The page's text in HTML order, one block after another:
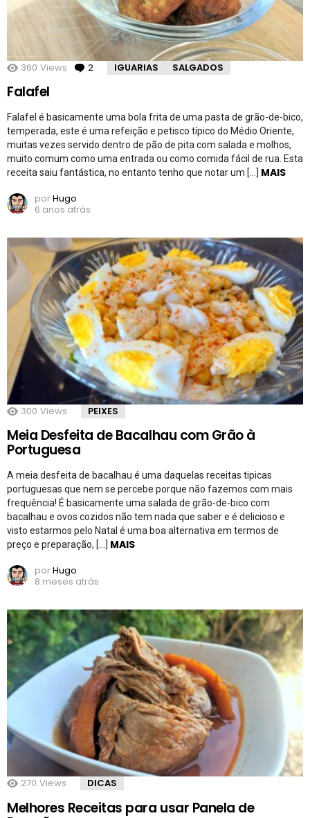
360 Views 2 Comentários
IGUARIAS SALGADOS
Falafel
Falafel é basicamente uma bola frita de uma pasta de grão-de-bico,
temperada, este é uma refeição e petisco típico do Médio Oriente,
muitas vezes servido dentro de pão de pita com salada e molhos,
muito comum como uma entrada ou como comida fácil de rua. Esta
receita saiu fantástica, no entanto tenho que notar um […] MAIS
porHugo
6 anos atrás
300 Views PEIXES
Meia Desfeita de Bacalhau com Grão à
Portuguesa
A meia desfeita de bacalhau é uma daquelas receitas tipicas
portuguesas que nem se percebe porque não fazemos com mais
frequência! É basicamente uma salada de grão-de-bico com
bacalhau e ovos cozidos não tem nada que saber e é delicioso e
visto estarmos pelo Natal é uma boa alternativa em termos de
preço e preparação, […] MAIS
porHugo
8 meses atrás
270 Views DICAS
Melhores Receitas para usar Panela de